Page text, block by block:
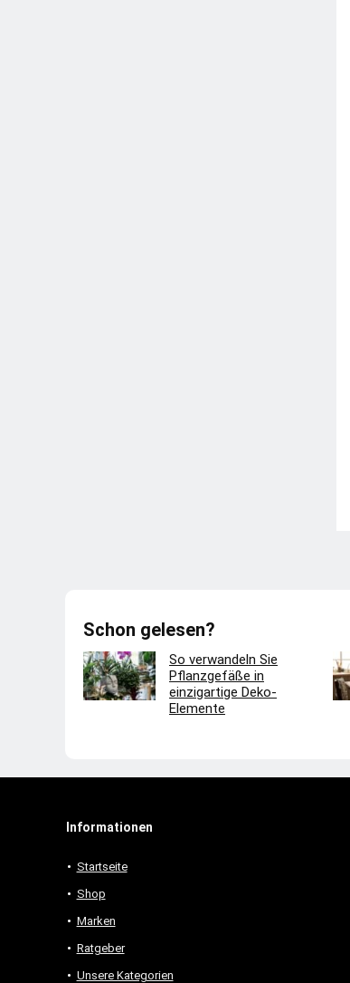
Schon gelesen?
So verwandeln Sie
Pflanzgefäße in
einzigartige Deko-
Elemente
Informationen
Startseite
Shop
Marken
Ratgeber
Unsere Kategorien